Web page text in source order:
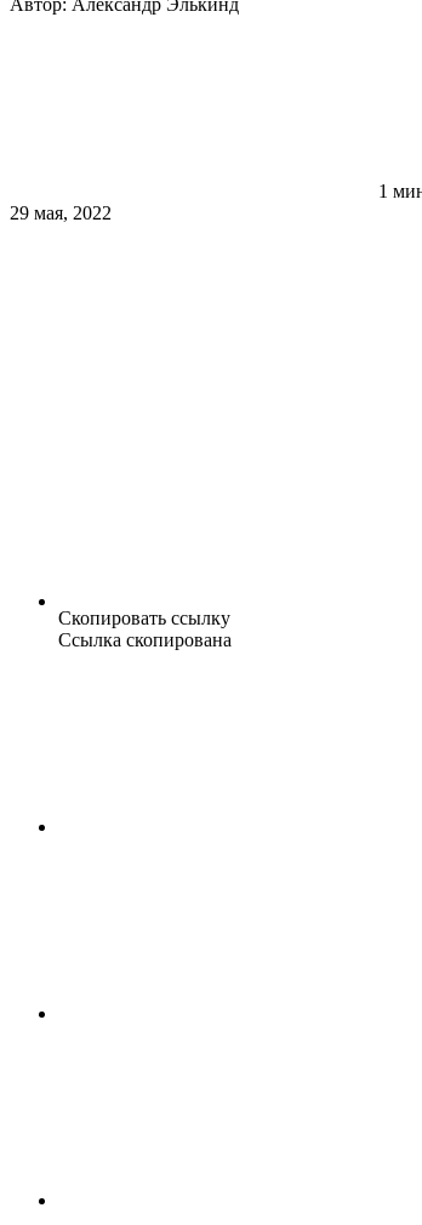
1
29 мая, 2022
Скопировать ссылку
Ссылка скопирована